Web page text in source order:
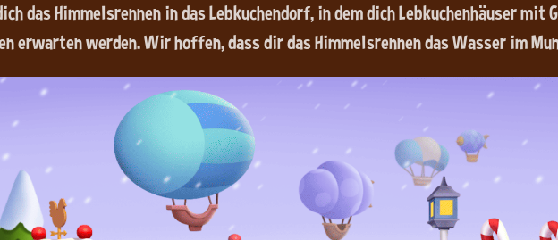
das Himmelsrennen in das Lebkuchendorf, in dem dich Lebkuchenhäuser mit
erwarten werden. Wir hoffen, dass dir das Himmelsrennen das Wasser im